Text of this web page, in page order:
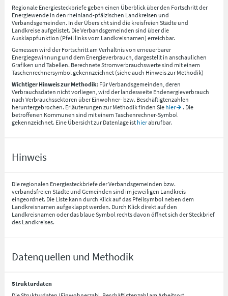
Regionale Energiesteckbriefe geben einen Überblick über den Fortschritt der
Energiewende in den rheinland-pfälzischen Landkreisen und
Verbandsgemeinden. In der Übersicht sind die kreisfreien Städte und
Landkreise aufgelistet. Die Verbandsgemeinden sind über die
Ausklappfunktion (Pfeil links vom Landkreisnamen) erreichbar.
Gemessen wird der Fortschritt am Verhältnis von erneuerbarer
Energiegewinnung und dem Energieverbrauch, dargestellt in anschaulichen
Grafiken und Tabellen. Berechnete Stromverbrauchswerte sind mit einem
Taschenrechnersymbol gekennzeichnet (siehe auch Hinweis zur Methodik)
Wichtiger Hinweis zur Methodik: Für Verbandsgemeinden, deren
Verbrauchsdaten nicht vorliegen, wird der landesweite Endenergieverbrauch
nach Verbrauchssektoren über Einwohner- bzw. Beschäftigtenzahlen
heruntergebrochen. Erläuterungen zur Methodik finden Sie hier
. Die
betroffenen Kommunen sind mit einem Taschenrechner-Symbol
gekennzeichnet. Eine Übersicht zur Datenlage ist hierabrufbar.
Hinweis
Die regionalen Energiesteckbriefe der Verbandsgemeinden bzw.
verbandsfreien Städte und Gemeinden sind im jeweiligen Landkreis
eingeordnet. Die Liste kann durch Klick auf das Pfeilsymbol neben dem
Landkreisnamen aufgeklappt werden. Durch Klick direkt auf den
Landkreisnamen oder das blaue Symbol rechts davon öffnet sich der Steckbrief
des Landkreises.
Datenquellen und Methodik
Strukturdaten